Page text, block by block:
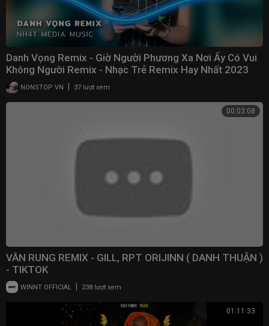
Danh Vọng Remix - Giờ Người Phương Xa Nơi Ấy Có Vui
Không Người Remix - Nhạc Trẻ Remix Hay Nhất 2023
NONSTOP VN 37 lượt xem
00:03:08
VÂN RUNG REMIX - GILL, RPT ORIJINN ( DANH THUẬN )
- TIKTOK
WINNT OFFICIAL | 238 lượt xem
01:11:33